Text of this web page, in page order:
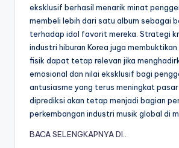
eksklusif berhasil menarik minat
membeli lebih dari satu album sebagai
terhadap idol favorit mereka. Strategi
industri hiburan Korea juga
fisik dapat tetap relevan jika
emosional dan nilai eksklusif bagi
antusiasme yang terus meningkat
diprediksi akan tetap menjadi bagian
perkembangan industri musik global di
BACA SELENGKAPNYA DI..